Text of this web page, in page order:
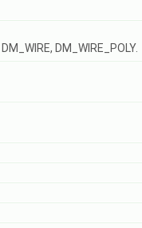
DM_WIRE_POLY.